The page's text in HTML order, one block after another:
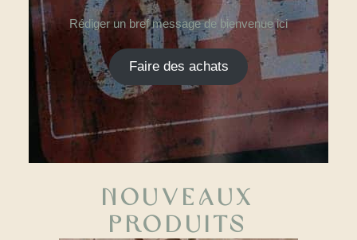
Rédiger un bref message de bienvenue ici
Faire des achats
Nouveaux
produits